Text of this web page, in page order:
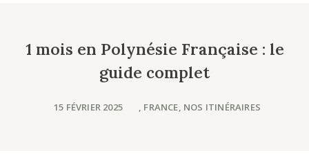
1 mois en Polynésie Française : le
guide complet
15 FÉVRIER 2025 , FRANCE, NOS ITINÉRAIRES